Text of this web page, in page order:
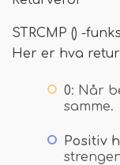
STRCMP () -
Her er hva
0: Når
samme.
Positiv